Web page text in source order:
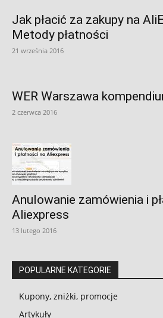
Jak płacić za zakupy na
Metody płatności
21 września 2016
WER Warszawa
2 czerwca 2016
Anulowanie zamówienia i
Aliexpress
13 lutego 2016
POPULARNE KATEGORIE
Kupony, zniżki, promocje
Artykuły